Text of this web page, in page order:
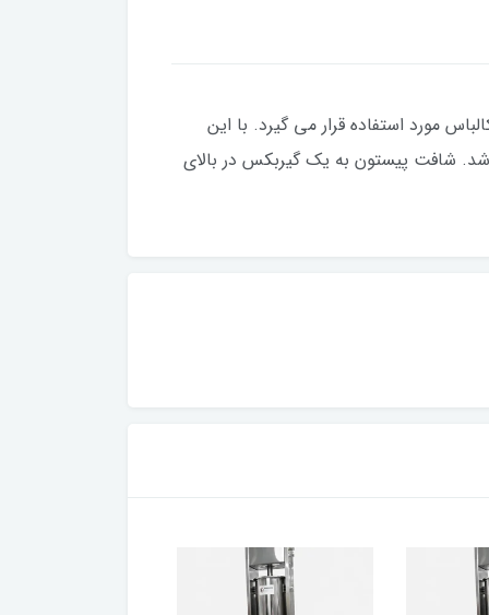
استفاده قرار می گیرد. با این
شافت پیستون به یک گیربکس در بالای